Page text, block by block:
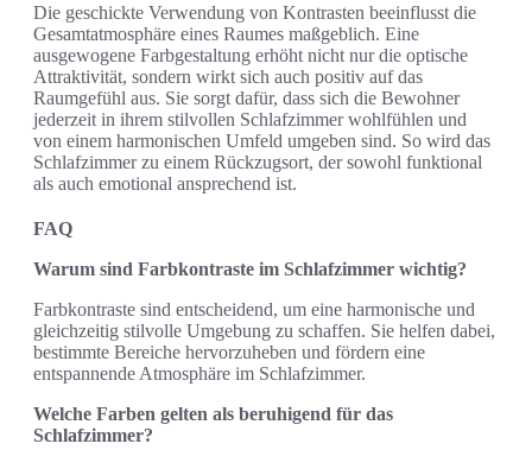
Die geschickte Verwendung von Kontrasten beeinflusst die
Gesamtatmosphäre eines Raumes maßgeblich. Eine
ausgewogene Farbgestaltung erhöht nicht nur die optische
Attraktivität, sondern wirkt sich auch positiv auf das
Raumgefühl aus. Sie sorgt dafür, dass sich die Bewohner
jederzeit in ihrem stilvollen Schlafzimmer wohlfühlen und
von einem harmonischen Umfeld umgeben sind. So wird das
Schlafzimmer zu einem Rückzugsort, der sowohl funktional
als auch emotional ansprechend ist.
FAQ
Warum sind Farbkontraste im Schlafzimmer wichtig?
Farbkontraste sind entscheidend, um eine harmonische und
gleichzeitig stilvolle Umgebung zu schaffen. Sie helfen dabei,
bestimmte Bereiche hervorzuheben und fördern eine
entspannende Atmosphäre im Schlafzimmer.
Welche Farben gelten als beruhigend für das
Schlafzimmer?